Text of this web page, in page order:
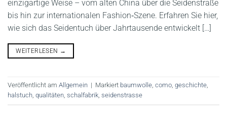
einzigartige Weise – vom alten China über die Seidenstraße
bis hin zur internationalen Fashion‑Szene. Erfahren Sie hier,
wie sich das Seidentuch über Jahrtausende entwickelt […]
WEITERLESEN →
Veröffentlicht am Allgemein | Markiert baumwolle como geschichte
halstuch qualitäten schalfabrik seidenstrasse